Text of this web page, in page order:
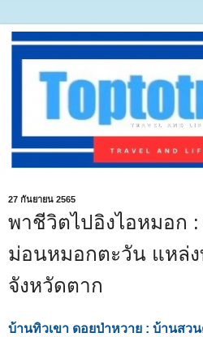
27 กันยายน 2565
พาชีวิตไปอิงไอหมอก
ม่อนหมอกตะวัน แหล่ง
จังหวัดตาก
บ้านทิวเขา ดอยป่าหวาย : บ้านสว